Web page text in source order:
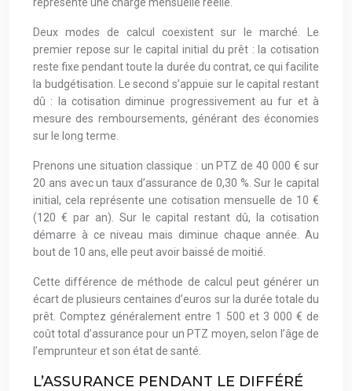
Deux modes de calcul coexistent sur le marché. Le
premier repose sur le capital initial du prêt : la cotisation
reste fixe pendant toute la durée du contrat, ce qui facilite
la budgétisation. Le second s’appuie sur le capital restant
dû : la cotisation diminue progressivement au fur et à
mesure des remboursements, générant des économies
sur le long terme.
Prenons une situation classique : un PTZ de 40 000 € sur
20 ans avec un taux d’assurance de 0,30 %. Sur le capital
initial, cela représente une cotisation mensuelle de 10 €
(120 € par an). Sur le capital restant dû, la cotisation
démarre à ce niveau mais diminue chaque année. Au
bout de 10 ans, elle peut avoir baissé de moitié.
Cette différence de méthode de calcul peut générer un
écart de plusieurs centaines d’euros sur la durée totale du
prêt. Comptez généralement entre 1 500 et 3 000 € de
coût total d’assurance pour un PTZ moyen, selon l’âge de
l’emprunteur et son état de santé.
L’ASSURANCE PENDANT LE DIFFÉRÉ